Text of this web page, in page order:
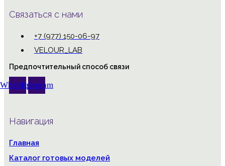
Связаться с нами
+7 (977) 150-06-97
VELOUR_LAB
Предпочтительный способ связи
WhatsappTelegram
Навигация
Главная
Каталог готовых моделей